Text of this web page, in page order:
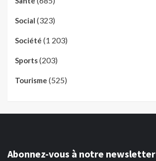
Social (323)
Société (1 203)
Sports(203)
Tourisme (525)
Abonnez-vous à notre newsletter